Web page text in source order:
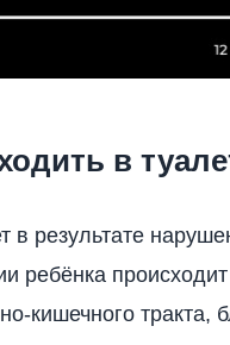
в
в результате
ребёнка
кишечного тракта,